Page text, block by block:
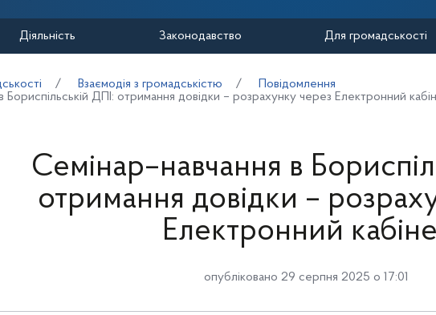
Діяльність Законодавство Для громадськості
Взаємодія з громадськістю
Повідомлення
Бориспільській ДПІ: отримання довідки – розрахунку через Електронний
Семінар–навчання в
отримання довідки –
Електронний
опубліковано 29 серпня 2025 о 17:01